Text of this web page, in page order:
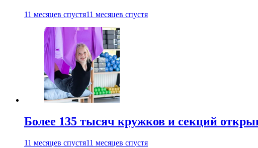
11 месяцев спустя11 месяцев спустя
Более 135 тысяч кружков и секций
11 месяцев спустя11 месяцев спустя